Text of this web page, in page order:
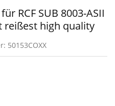
RCF SUB 8003-ASII
reißest high quality
50153COXX